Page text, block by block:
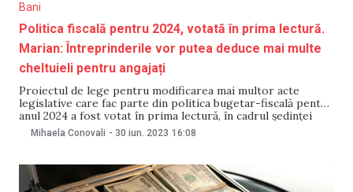
Bani
Politica fiscală pentru 2024, votată în prima lectură.
Marian: Întreprinderile vor putea deduce mai multe
cheltuieli pentru angajați
Proiectul de lege pentru modificarea mai multor acte
legislative care fac parte din politica bugetar-fiscală pentru
anul 2024 a fost votat în prima lectură, în cadrul ședinței
plenare din 30 iunie. Președintele Comisiei economie, buget
Mihaela Conovali - 30 iun. 2023 16:08